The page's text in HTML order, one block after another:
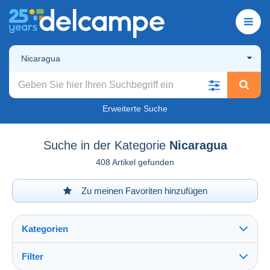
Nicaragua
Erweiterte Suche
Suche in der Kategorie Nicaragua
408 Artikel gefunden
Zu meinen Favoriten hinzufügen
Kategorien
Filter